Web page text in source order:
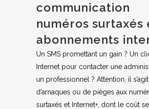
communication
numéros surtaxés
abonnements
Un SMS promettant un gain ? Un
Internet pour contacter une
un professionnel ? Attention, il
d’arnaques ou de pièges aux
surtaxés et Internet+, dont le coût